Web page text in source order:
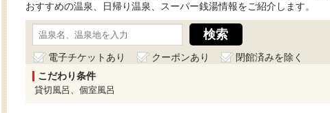
おすすめの温泉、日帰り温泉、スーパー銭湯情報をご紹介します。
電子チケットあり クーポンあり
閉館済みを除く
こだわり条件
貸切風呂、個室風呂